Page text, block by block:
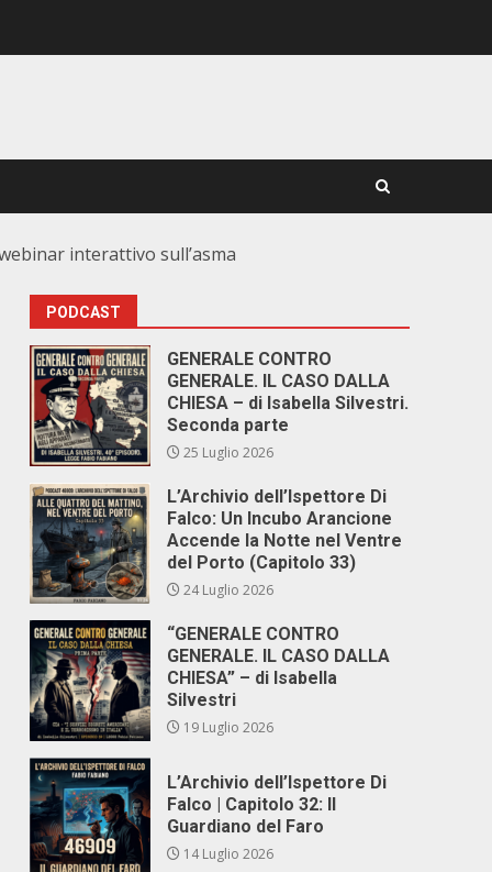
interattivo sull’asma
PODCAST
GENERALE CONTRO
GENERALE. IL CASO DALLA
CHIESA – di Isabella Silvestri.
Seconda parte
25 Luglio 2026
L’Archivio dell’Ispettore Di
Falco: Un Incubo Arancione
Accende la Notte nel Ventre
del Porto (Capitolo 33)
24 Luglio 2026
“GENERALE CONTRO
GENERALE. IL CASO DALLA
CHIESA” – di Isabella
Silvestri
19 Luglio 2026
L’Archivio dell’Ispettore Di
Falco | Capitolo 32: Il
Guardiano del Faro
14 Luglio 2026